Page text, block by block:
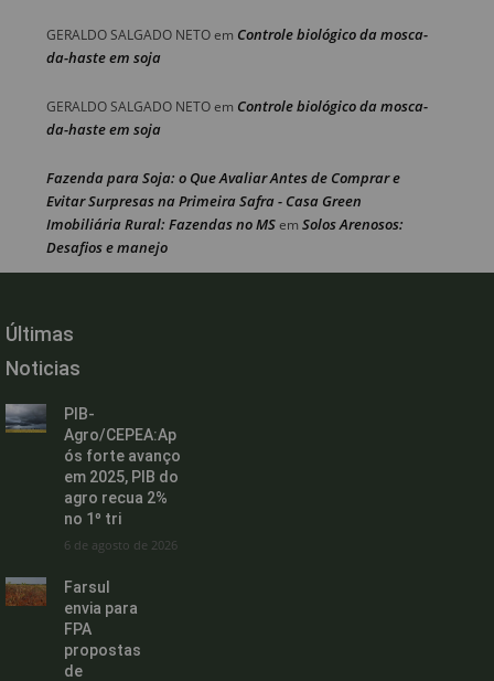
GERALDO SALGADO NETOem Controle biológico da mosca-
da-haste em soja
GERALDO SALGADO NETOem Controle biológico da mosca-
da-haste em soja
Fazenda para Soja: o Que Avaliar Antes de Comprar e
Evitar Surpresas na Primeira Safra - Casa Green
Imobiliária Rural: Fazendas no MSem Solos Arenosos:
Desafios e manejo
Últimas
Noticias
PIB-
Agro/CEPEA:Ap
ós forte avanço
em 2025, PIB do
agro recua 2%
no 1º tri
6 de agosto de 2026
Farsul
envia para
FPA
propostas
de